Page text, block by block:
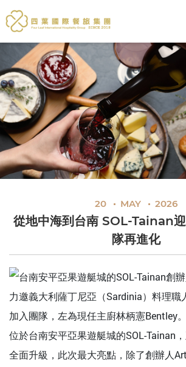
四葉國際餐旅集團
20 MAY 2026
從地中海到台南 SOL-Tainan
隊再進化
位於台南安平亞果遊艇城的SOL-Tainan
全面升級，此次最大亮點，除了創辦人